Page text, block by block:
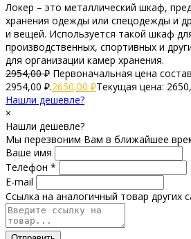
Локер – это металлический шкаф,
хранения одежды или спецодежды и
и вещей. Используется такой шкаф
производственных, спортивных и
для организации камер хранения.
2954,00₽ Первоначальная цена
2954,00 ₽.2650,00 ₽Текущая цена:
Нашли дешевле?
×
Нашли дешевле?
Мы перезвоним Вам в ближайшее
Ваше имя
Телефон *
E-mail
Ссылка на аналогичный товар других